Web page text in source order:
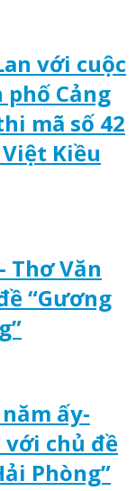
với cuộc
Cảng
mã số 42
Kiều
Thơ Văn
“Gương
ấy-
với chủ đề
Phòng”